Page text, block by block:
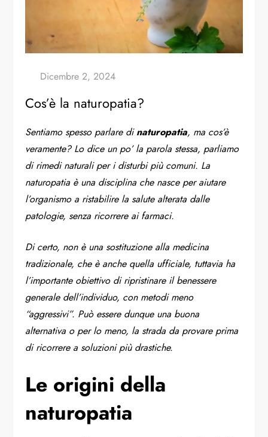
Cos’è la naturopatia?
Sentiamo spesso parlare dinaturopatia, ma cos’è
veramente? Lo dice un po’ la parola stessa, parliamo
di rimedi naturali per i disturbi più comuni. La
naturopatia è una disciplina che nasce per aiutare
l’organismo a ristabilire la salute alterata dalle
patologie, senza ricorrere ai farmaci.
Di certo, non è una sostituzione alla medicina
tradizionale, che è anche quella ufficiale, tuttavia ha
l’importante obiettivo di ripristinare il benessere
generale dell’individuo, con metodi meno
“aggressivi”. Può essere dunque una buona
alternativa o per lo meno, la strada da provare prima
di ricorrere a soluzioni più drastiche.
Le origini della
naturopatia